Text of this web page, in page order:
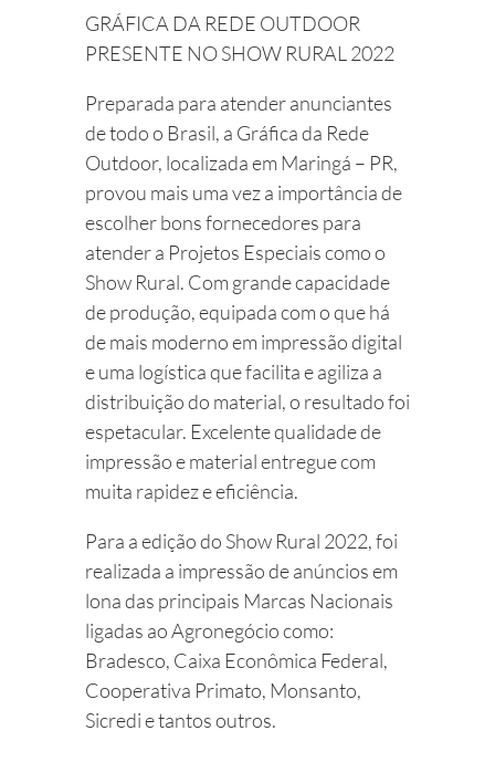
GRÁFICA DA REDE OUTDOOR
PRESENTE NO SHOW RURAL 2022
Preparada para atender anunciantes
de todo o Brasil, a Gráfica da Rede
Outdoor, localizada em Maringá – PR,
provou mais uma vez a importância de
escolher bons fornecedores para
atender a Projetos Especiais como o
Show Rural. Com grande capacidade
de produção, equipada com o que há
de mais moderno em impressão digital
e uma logística que facilita e agiliza a
distribuição do material, o resultado foi
espetacular. Excelente qualidade de
impressão e material entregue com
muita rapidez e eficiência.
Para a edição do Show Rural 2022, foi
realizada a impressão de anúncios em
lona das principais Marcas Nacionais
ligadas ao Agronegócio como:
Bradesco, Caixa Econômica Federal,
Cooperativa Primato, Monsanto,
Sicredi e tantos outros.